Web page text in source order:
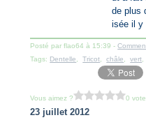
de plus
isée il y
Posté par flao64 à 15:39 -
Tags: Dentelle ,Tricot ,châle ,vert
Vous aimez ? 0 vote
23 juillet 2012